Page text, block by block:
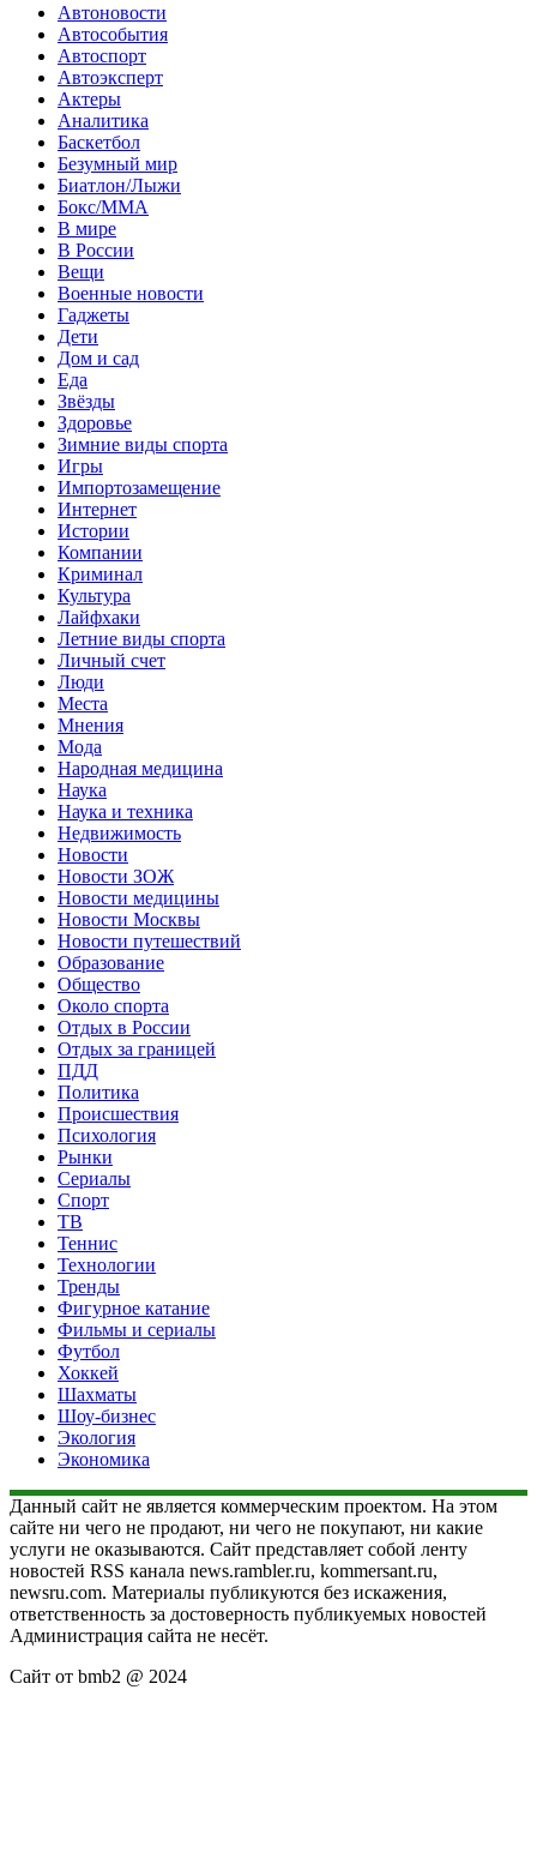
Автоновости
Автособытия
Автоспорт
Автоэксперт
Актеры
Аналитика
Баскетбол
Безумный мир
Биатлон/Лыжи
Бокс/MMA
В мире
В России
Вещи
Военные новости
Гаджеты
Дети
Дом и сад
Еда
Звёзды
Здоровье
Зимние виды спорта
Игры
Импортозамещение
Интернет
Истории
Компании
Криминал
Культура
Лайфхаки
Летние виды спорта
Личный счет
Люди
Места
Мнения
Мода
Народная медицина
Наука
Наука и техника
Недвижимость
Новости
Новости ЗОЖ
Новости медицины
Новости Москвы
Новости путешествий
Образование
Общество
Около спорта
Отдых в России
Отдых за границей
ПДД
Политика
Происшествия
Психология
Рынки
Сериалы
Спорт
ТВ
Теннис
Технологии
Тренды
Фигурное катание
Фильмы и сериалы
Футбол
Хоккей
Шахматы
Шоу-бизнес
Экология
Экономика
Данный сайт не является коммерческим проектом. На этом
сайте ни чего не продают, ни чего не покупают, ни какие
услуги не оказываются. Сайт представляет собой ленту
новостей RSS канала news.rambler.ru, kommersant.ru,
newsru.com. Материалы публикуются без искажения,
ответственность за достоверность публикуемых новостей
Администрация сайта не несёт.
Сайт от bmb2 @ 2024